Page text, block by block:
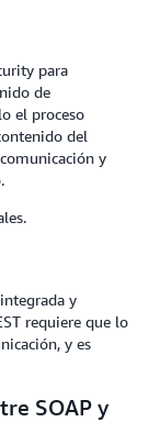
para
de
el proceso
del
y
y
requiere que lo
y es
SOAP y